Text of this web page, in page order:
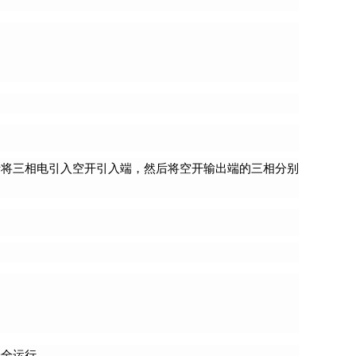
三相电引入空开引入端，然后将空开输出端的三相分别